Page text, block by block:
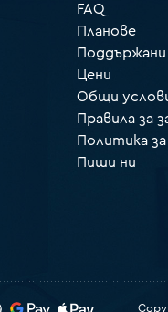
FAQ
Планове
Цени
Общи
Правила за
Политика
Пиши ни